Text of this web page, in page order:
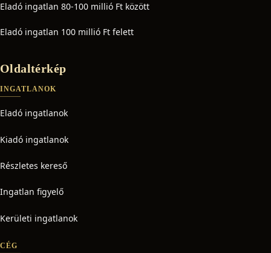
Eladó ingatlan 80-100 millió Ft között
Eladó ingatlan 100 millió Ft felett
Oldaltérkép
INGATLANOK
Eladó ingatlanok
Kiadó ingatlanok
Részletes kereső
Ingatlan figyelő
Kerületi ingatlanok
CÉG